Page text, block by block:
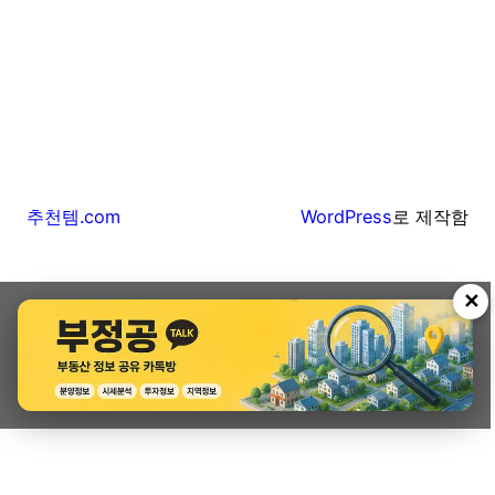
추천템.com WordPress로 제작함
✕